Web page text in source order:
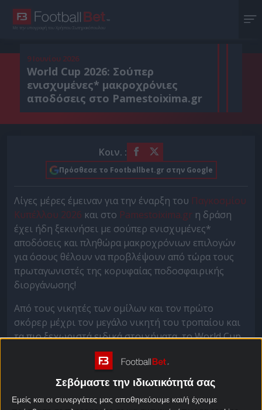
Σεβόμαστε την ιδιωτικότητά σας
Εμείς και οι συνεργάτες μας αποθηκεύουμε και/ή έχουμε
Με την υπογραφή του Χρήστου Σωτηρακόπουλου
9 Ιουνίου 2026
World Cup 2026: Σούπερ
ενισχυμένες* μακροχρόνιες
αποδόσεις στο Pamestoixima.gr
Κοιν. :
Πρόσθεσε το Footballbet.gr στην Google
Λίγες μέρες έμειναν για την έναρξη του Παγκοσμίου
Κυπέλλου 2026 και στο Pamestoixima.gr η δράση
έχει ήδη ξεκινήσει με σούπερ ενισχυμένες*
αποδόσεις και πληθώρα μακροχρόνιων επιλογών
για όσους θέλουν να προβλέψουν από τώρα τους
πρωταγωνιστές της κορυφαίας ποδοσφαιρικής
διοργάνωσης!
Από τους νικητές των ομίλων και τον πρώτο
σκόρερ μέχρι τον μεγάλο νικητή του τροπαίου και
τα πιο ξεχωριστά ειδικά στοιχήματα, το World Cup
2026 αποκτά ακόμα μεγαλύτερο ενδιαφέρον.
World Cup 2026: Σούπερ ενισχυμένες*
μακροχρόνιες αποδόσεις | Pamestoixima.gr